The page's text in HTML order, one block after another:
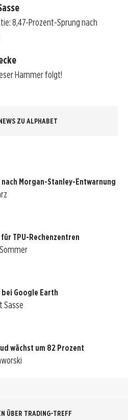
8,47-Prozent-Sprung nach
Hammer folgt!
ZU ALPHABET
Morgan-Stanley-Entwarnung
TPU-Rechenzentren
Google Earth
Sasse
wächst um 82 Prozent
ÜBER TRADING-TREFF